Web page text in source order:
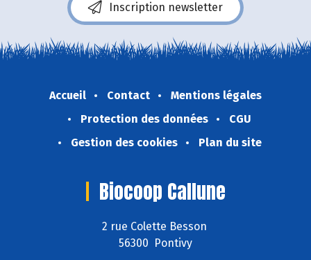
Inscription newsletter
Accueil Contact
Mentions légales
Protection des données
CGU
Gestion des cookies
Plan du site
Biocoop Callune
2 rue Colette Besson
56300 Pontivy